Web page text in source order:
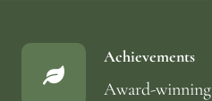
Achievements
Award-winning